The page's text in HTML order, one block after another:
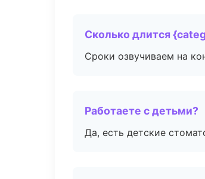
Сколько длится
Сроки озвучиваем на
Работаете с детьми?
Да, есть детские